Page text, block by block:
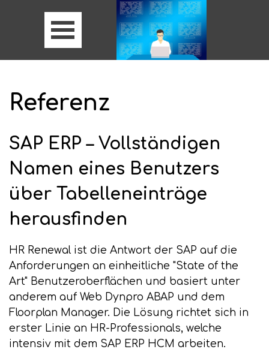
Referenz
SAP ERP – Vollständigen
Namen eines Benutzers
über Tabelleneinträge
herausfinden
HR Renewal ist die Antwort der SAP auf die
Anforderungen an einheitliche "State of the
Art" Benutzeroberflächen und basiert unter
anderem auf Web Dynpro ABAP und dem
Floorplan Manager. Die Lösung richtet sich in
erster Linie an HR-Professionals, welche
intensiv mit dem SAP ERP HCM arbeiten.